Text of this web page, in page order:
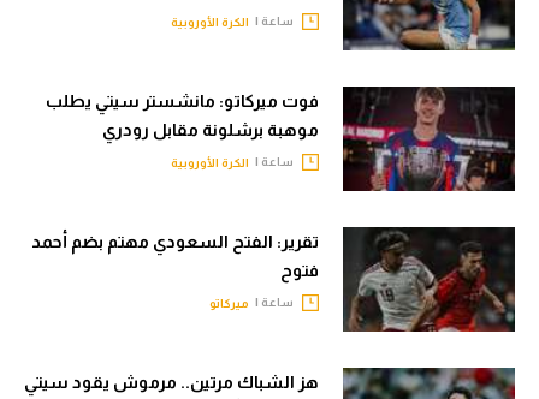
ساعة | الكرة الأوروبية
فوت ميركاتو: مانشستر سيتي يطلب
موهبة برشلونة مقابل رودري
ساعة | الكرة الأوروبية
تقرير: الفتح السعودي مهتم بضم أحمد
فتوح
ساعة | ميركاتو
هز الشباك مرتين.. مرموش يقود سيتي